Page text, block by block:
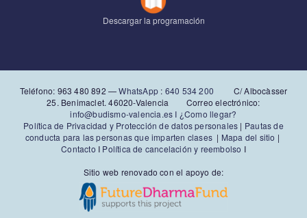
Descargar la programación
Teléfono: 963 480 892‬ —WhatsApp : 640 534 200 C/ Albocàsser
25. Benimaclet. 46020-Valencia Correo electrónico:
info@budismo-valencia.es I ¿Como llegar?
Política de Privacidad y Protección de datos personales | Pautas de
conducta para las personas que imparten clases| Mapa del sitio |
Contacto I Política de cancelación y reembolso I
Sitio web renovado con el apoyo de: